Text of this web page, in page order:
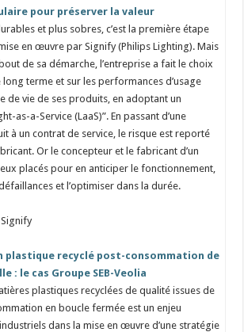
pour préserver la valeur
et plus sobres, c’est la première étape
en œuvre par Signify (Philips Lighting). Mais
de sa démarche, l’entreprise a fait le choix
long terme et sur les performances d’usage
de vie de ses produits, en adoptant un
as-a-Service (LaaS)”. En passant d’une
à un contrat de service, le risque est reporté
Or le concepteur et le fabricant d’un
placés pour en anticiper le fonctionnement,
et l’optimiser dans la durée.
Signify
plastique recyclé post-consommation de
: le cas Groupe SEB-Veolia
plastiques recyclées de qualité issues de
en boucle fermée est un enjeu
dans la mise en œuvre d’une stratégie